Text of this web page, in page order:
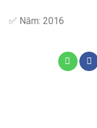
✅ Năm: 2016